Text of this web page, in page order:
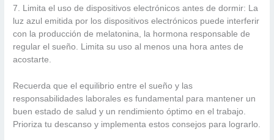
7. Limita el uso de dispositivos electrónicos antes de dormir: La
luz azul emitida por los dispositivos electrónicos puede interferir
con la producción de melatonina, la hormona responsable de
regular el sueño. Limita su uso al menos una hora antes de
acostarte.
Recuerda que el equilibrio entre el sueño y las
responsabilidades laborales es fundamental para mantener un
buen estado de salud y un rendimiento óptimo en el trabajo.
Prioriza tu descanso y implementa estos consejos para lograrlo.